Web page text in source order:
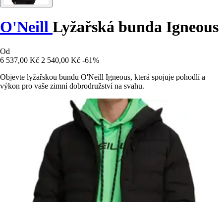
O'Neill Lyžařská bunda Igneous
Od
6 537,00 Kč 2 540,00 Kč -61%
Objevte lyžařskou bundu O'Neill Igneous, která spojuje pohodlí a
výkon pro vaše zimní dobrodružství na svahu.